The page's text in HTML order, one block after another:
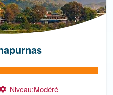
Niveau:Modéré